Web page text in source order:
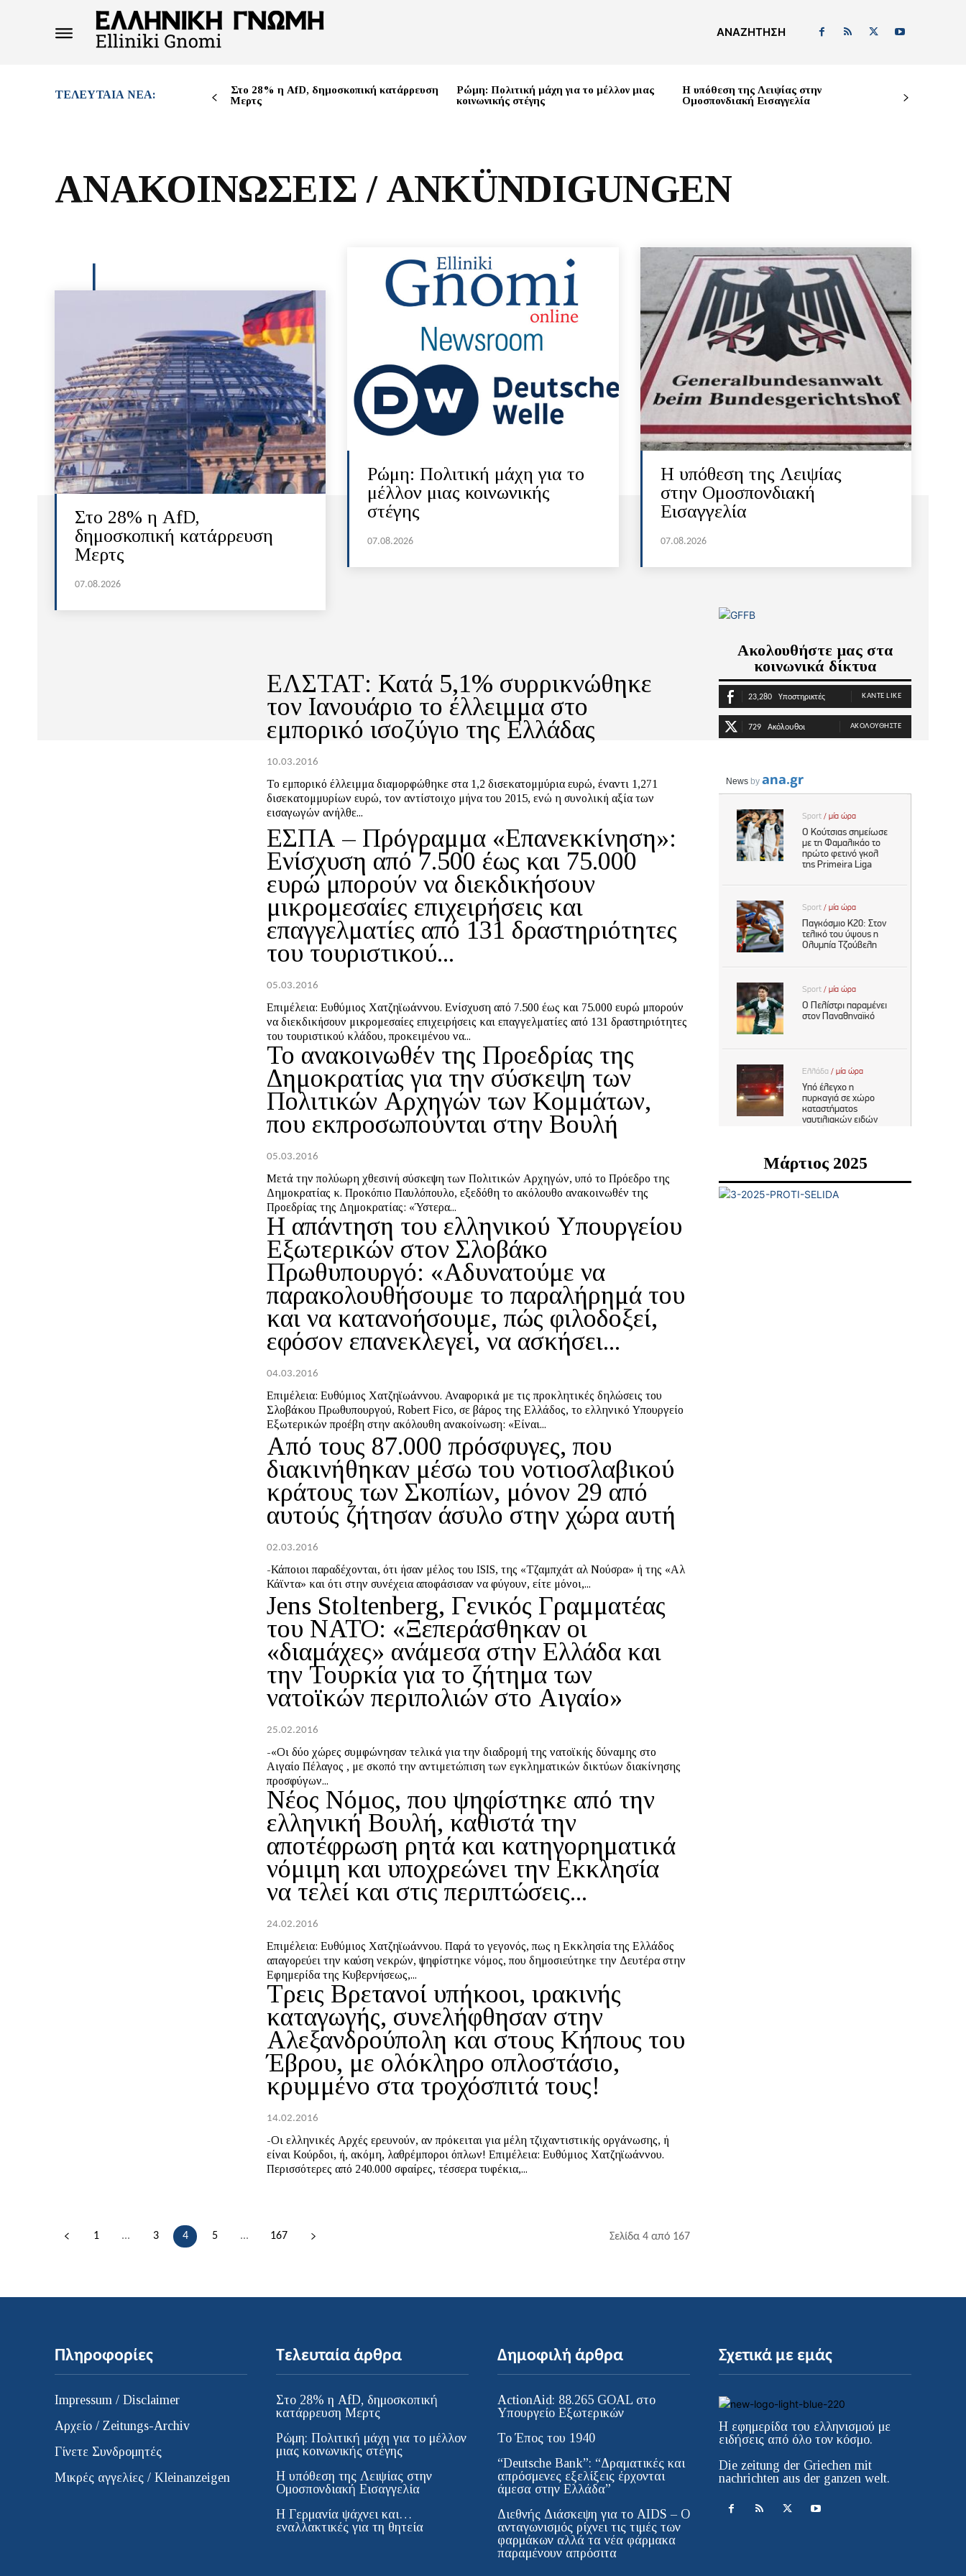
ΑΝΑΖΉΤΗΣΗ
ΤΕΛΕΥΤΑΊΑ ΝΈΑ:
Στο 28% η AfD, δημοσκοπική κατάρρευση
Μερτς
Ρώμη: Πολιτική μάχη για το μέλλον μιας
κοινωνικής στέγης
Η υπόθεση της Λειψίας στην
Ομοσπονδιακή Εισαγγελία
ΑΝΑΚΟΙΝΩΣΕΙΣ / ANKÜNDIGUNGEN
Στο 28% η AfD,
δημοσκοπική κατάρρευση
Μερτς
07.08.2026
Ρώμη: Πολιτική μάχη για το
μέλλον μιας κοινωνικής
στέγης
07.08.2026
Η υπόθεση της Λειψίας
στην Ομοσπονδιακή
Εισαγγελία
07.08.2026
ΕΛΣΤΑΤ: Κατά 5,1% συρρικνώθηκε
τον Ιανουάριο το έλλειμμα στο
εμπορικό ισοζύγιο της Ελλάδας
10.03.2016
Το εμπορικό έλλειμμα διαμορφώθηκε στα 1,2 δισεκατομμύρια ευρώ, έναντι 1,271
δισεκατομμυρίων ευρώ, τον αντίστοιχο μήνα του 2015, ενώ η συνολική αξία των
εισαγωγών ανήλθε...
ΕΣΠΑ – Πρόγραμμα «Επανεκκίνηση»:
Ενίσχυση από 7.500 έως και 75.000
ευρώ μπορούν να διεκδικήσουν
μικρομεσαίες επιχειρήσεις και
επαγγελματίες από 131 δραστηριότητες
του τουριστικού...
05.03.2016
Επιμέλεια: Ευθύμιος Χατζηϊωάννου. Ενίσχυση από 7.500 έως και 75.000 ευρώ μπορούν
να διεκδικήσουν μικρομεσαίες επιχειρήσεις και επαγγελματίες από 131 δραστηριότητες
του τουριστικού κλάδου, προκειμένου να...
Το ανακοινωθέν της Προεδρίας της
Δημοκρατίας για την σύσκεψη των
Πολιτικών Αρχηγών των Κομμάτων,
που εκπροσωπούνται στην Βουλή
05.03.2016
Μετά την πολύωρη χθεσινή σύσκεψη των Πολιτικών Αρχηγών, υπό το Πρόεδρο της
Δημοκρατίας κ. Προκόπιο Παυλόπουλο, εξεδόθη το ακόλουθο ανακοινωθέν της
Προεδρίας της Δημοκρατίας: «Ύστερα...
Η απάντηση του ελληνικού Υπουργείου
Εξωτερικών στον Σλοβάκο
Πρωθυπουργό: «Αδυνατούμε να
παρακολουθήσουμε το παραλήρημά του
και να κατανοήσουμε, πώς φιλοδοξεί,
εφόσον επανεκλεγεί, να ασκήσει...
04.03.2016
Επιμέλεια: Ευθύμιος Χατζηϊωάννου. Αναφορικά με τις προκλητικές δηλώσεις του
Σλοβάκου Πρωθυπουργού, Robert Fico, σε βάρος της Ελλάδος, το ελληνικό Υπουργείο
Εξωτερικών προέβη στην ακόλουθη ανακοίνωση: «Είναι...
Από τους 87.000 πρόσφυγες, που
διακινήθηκαν μέσω του νοτιοσλαβικού
κράτους των Σκοπίων, μόνον 29 από
αυτούς ζήτησαν άσυλο στην χώρα αυτή
02.03.2016
-Κάποιοι παραδέχονται, ότι ήσαν μέλος του ISIS, της «Τζαμπχάτ αλ Νούσρα» ή της «Αλ
Κάϊντα» και ότι στην συνέχεια αποφάσισαν να φύγουν, είτε μόνοι,...
Jens Stoltenberg, Γενικός Γραμματέας
του ΝΑΤΟ: «Ξεπεράσθηκαν οι
«διαμάχες» ανάμεσα στην Ελλάδα και
την Τουρκία για το ζήτημα των
νατοϊκών περιπολιών στο Αιγαίο»
25.02.2016
-«Οι δύο χώρες συμφώνησαν τελικά για την διαδρομή της νατοϊκής δύναμης στο
Αιγαίο Πέλαγος , με σκοπό την αντιμετώπιση των εγκληματικών δικτύων διακίνησης
προσφύγων...
Νέος Νόμος, που ψηφίστηκε από την
ελληνική Βουλή, καθιστά την
αποτέφρωση ρητά και κατηγορηματικά
νόμιμη και υποχρεώνει την Εκκλησία
να τελεί και στις περιπτώσεις...
24.02.2016
Επιμέλεια: Ευθύμιος Χατζηϊωάννου. Παρά το γεγονός, πως η Εκκλησία της Ελλάδος
απαγορεύει την καύση νεκρών, ψηφίστηκε νόμος, που δημοσιεύτηκε την Δευτέρα στην
Εφημερίδα της Κυβερνήσεως,...
Τρεις Βρετανοί υπήκοοι, ιρακινής
καταγωγής, συνελήφθησαν στην
Αλεξανδρούπολη και στους Κήπους του
Έβρου, με ολόκληρο οπλοστάσιο,
κρυμμένο στα τροχόσπιτά τους!
14.02.2016
-Οι ελληνικές Αρχές ερευνούν, αν πρόκειται για μέλη τζιχαντιστικής οργάνωσης, ή
είναι Κούρδοι, ή, ακόμη, λαθρέμποροι όπλων! Επιμέλεια: Ευθύμιος Χατζηϊωάννου.
Περισσότερες από 240.000 σφαίρες, τέσσερα τυφέκια,...
1 ... 3 4 5 ... 167 Σελίδα 4 από 167
Ακολουθήστε μας στα
κοινωνικά δίκτυα
23,280 Υποστηρικτές ΚΆΝΤΕ LIKE
729 Ακόλουθοι ΑΚΟΛΟΥΘΉΣΤΕ
Μάρτιος 2025
Πληροφορίες
Impressum / Disclaimer
Αρχείο / Zeitungs-Archiv
Γίνετε Συνδρομητές
Μικρές αγγελίες / Kleinanzeigen
Τελευταία άρθρα
Στο 28% η AfD, δημοσκοπική
κατάρρευση Μερτς
Ρώμη: Πολιτική μάχη για το μέλλον
μιας κοινωνικής στέγης
Η υπόθεση της Λειψίας στην
Ομοσπονδιακή Εισαγγελία
H Γερμανία ψάχνει και…
εναλλακτικές για τη θητεία
Δημοφιλή άρθρα
ActionAid: 88.265 GOAL στο
Υπουργείο Εξωτερικών
Το Έπος του 1940
“Deutsche Bank”: “Δραματικές και
απρόσμενες εξελίξεις έρχονται
άμεσα στην Ελλάδα”
Διεθνής Διάσκεψη για το AIDS – Ο
ανταγωνισμός ρίχνει τις τιμές των
φαρμάκων αλλά τα νέα φάρμακα
παραμένουν απρόσιτα
Σχετικά με εμάς
Η εφημερίδα του ελληνισμού με
ειδήσεις από όλο τον κόσμο.
Die zeitung der Griechen mit
nachrichten aus der ganzen welt.